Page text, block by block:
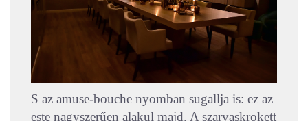
S az amuse-bouche nyomban sugallja is: ez az
este nagyszerűen alakul majd. A szarvaskrokett